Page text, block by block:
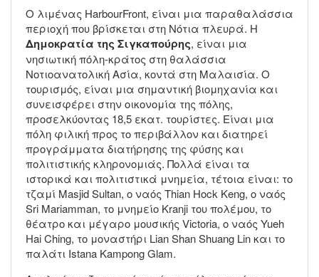
Ο λιμένας HarbourFront, είναι μια παραθαλάσσια
περιοχή που βρίσκεται στη Νότια πλευρά. Η
Δημοκρατία της Σιγκαπούρης, είναι μια
νησιωτική πόλη-κράτος στη θαλάσσια
Νοτιοανατολική Ασία, κοντά στη Μαλαισία. Ο
τουρισμός, είναι μια σημαντική βιομηχανία και
συνεισφέρει στην οικονομία της πόλης,
προσελκύοντας 18,5 εκατ. τουρίστες. Είναι μια
πόλη φιλική προς το περιβάλλον και διατηρεί
προγράμματα διατήρησης της φύσης και
πολιτιστικής κληρονομιάς. Πολλά είναι τα
ιστορικά και πολιτιστικά μνημεία, τέτοια είναι: το
τζαμί Masjid Sultan, ο ναός Thian Hock Keng, ο ναός
Sri Mariamman, το μνημείο Kranji του πολέμου, το
θέατρο και μέγαρο μουσικής Victoria, ο ναός Yueh
Hai Ching, το μοναστήρι Lian Shan Shuang Lin και το
παλάτι Istana Kampong Glam.